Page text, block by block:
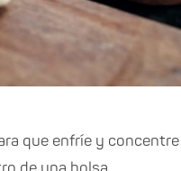
que enfríe y